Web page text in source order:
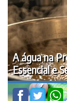
A água na
Essencial e